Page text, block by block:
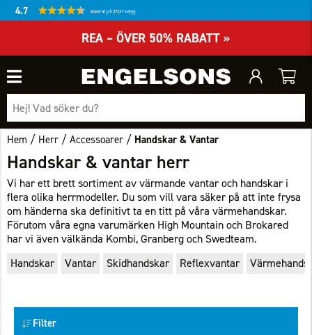
4.7 Baserat på 27231 betyg
REA – ÖVER 50% RABATT »
Hem / Herr /Accessoarer / Handskar & Vantar
Handskar & vantar herr
Vi har ett brett sortiment av värmande vantar och handskar i
flera olika herrmodeller. Du som vill vara säker på att inte frysa
om händerna ska definitivt ta en titt på våra värmehandskar.
Förutom våra egna varumärken High Mountain och Brokared
har vi även välkända Kombi, Granberg och Swedteam.
Handskar
Vantar Skidhandskar Reflexvantar
Filter